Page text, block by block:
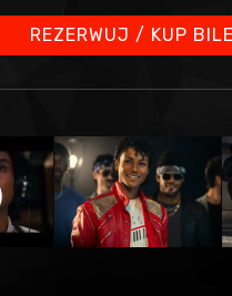
REZERWUJ / KUP